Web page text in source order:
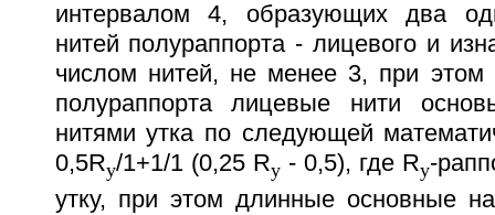
интервалом 4, образующих два
нитей полураппорта - лицевого и
числом нитей, не менее 3, при этом
полураппорта лицевые нити
нитями утка по следующей
0,5Rу/1+1/1 (0,25 Rу- 0,5), где Rу-
утку, при этом длинные основные